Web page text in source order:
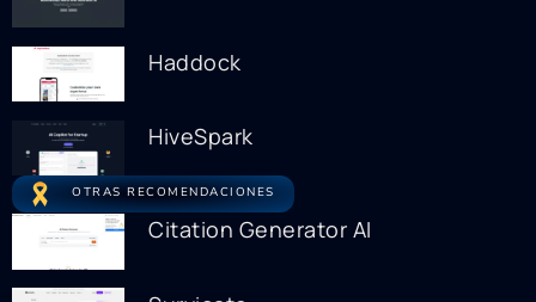
Haddock
HiveSpark
OTRAS RECOMENDACIONES
Citation Generator AI